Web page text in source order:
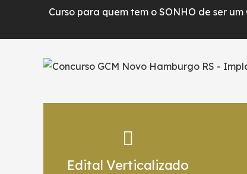
Curso para quem tem o SONHO de ser
Edital Verticalizado